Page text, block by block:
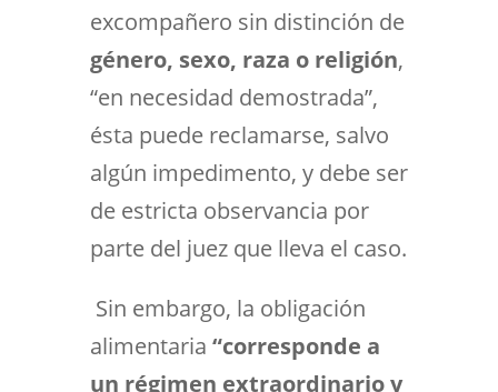
excompañero sin distinción de
género, sexo, raza o religión,
“en necesidad demostrada”,
ésta puede reclamarse, salvo
algún impedimento, y debe ser
de estricta observancia por
parte del juez que lleva el caso.
Sin embargo, la obligación
alimentaria “corresponde a
un régimen extraordinario y